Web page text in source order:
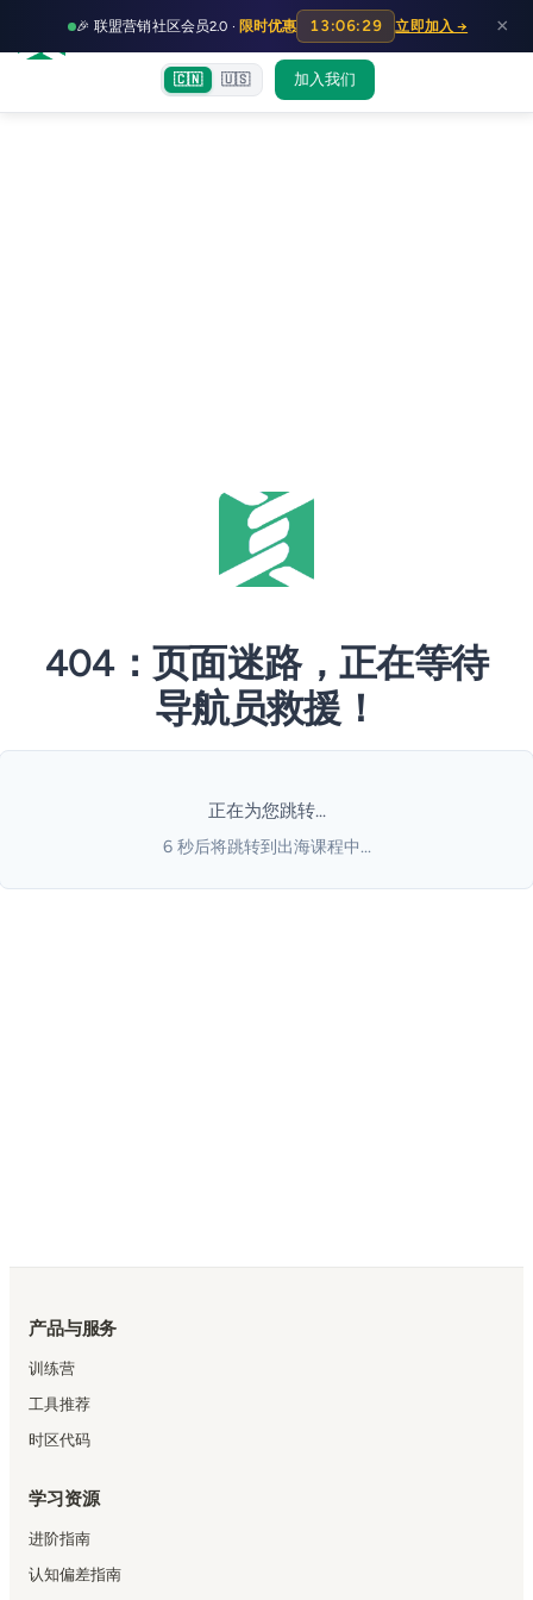
🎉 联盟营销社区会员2.0 · 限时优惠 13:06:29 立即加入 → ×
富裕者联盟 首页文章训练营
HOT
出海教程 认知偏差指南社群交流
🇨🇳 🇺🇸 加入我们
404：页面迷路，正在等待
导航员救援！
正在为您跳转...
6秒后将跳转到出海课程中...
产品与服务
训练营
工具推荐
时区代码
学习资源
进阶指南
认知偏差指南